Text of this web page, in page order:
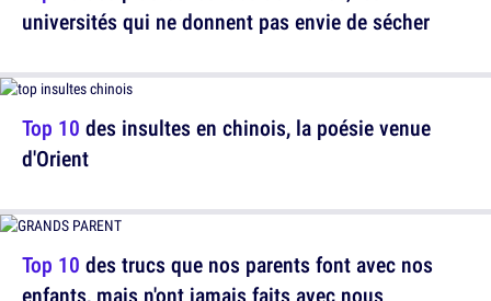
Top 10 des insultes en chinois, la poésie venue
d'Orient
universités qui ne donnent pas envie de sécher
Top 10 des trucs que nos parents font avec nos
enfants, mais n'ont jamais faits avec nous